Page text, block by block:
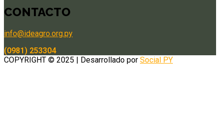
CONTACTO
info@ideagro.org.py
(0981) 253304
COPYRIGHT © 2025 | Desarrollado por Social PY